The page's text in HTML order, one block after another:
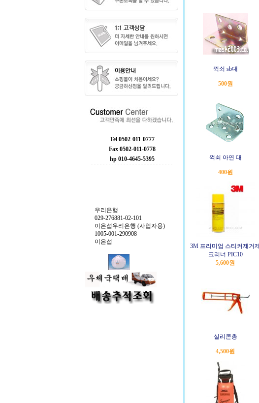
Tel 0502-011-0777
Fax 0502-011-0778
hp 010-4645-5395
우리은행
029-276881-02-101
이은섭우리은행 (사업자용)
1005-001-290908
이은섭
꺽쇠 sb대
500원
꺽쇠 아연 대
400원
3M 프리미엄 스티커제거제
크리너 PIC10
5,600원
실리콘총
4,500원